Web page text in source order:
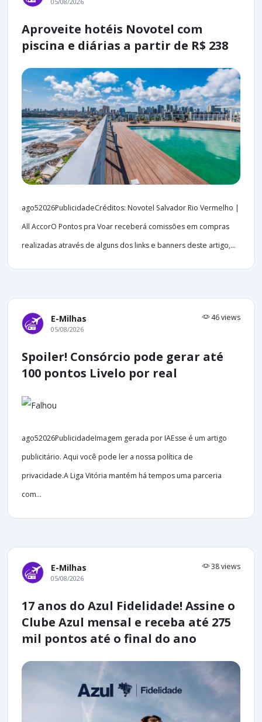
Aproveite hotéis Novotel com
piscina e diárias a partir de R$ 238
ago52026PublicidadeCréditos: Novotel Salvador Rio Vermelho |
All AccorO Pontos pra Voar receberá comissões em compras
realizadas através de alguns dos links e banners deste artigo,...
E-Milhas 46 views
05/08/2026
Spoiler! Consórcio pode gerar até
100 pontos Livelo por real
ago52026PublicidadeImagem gerada por IAEsse é um artigo
publicitário. Aqui você pode ler a nossa política de
privacidade.A Liga Vitória mantém há tempos uma parceria
com...
E-Milhas 38 views
05/08/2026
17 anos do Azul Fidelidade! Assine o
Clube Azul mensal e receba até 275
mil pontos até o final do ano